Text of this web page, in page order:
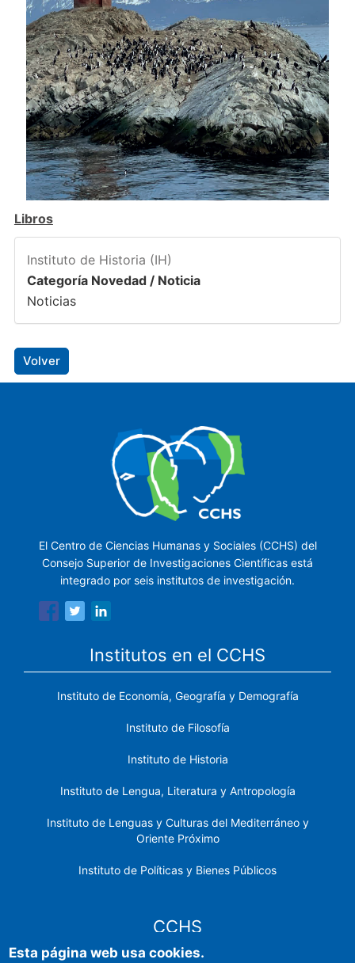
Libros
Instituto de Historia (IH)
Categoría Novedad / Noticia
Noticias
Volver
El Centro de Ciencias Humanas y Sociales (CCHS) del
Consejo Superior de Investigaciones Científicas está
integrado por seis institutos de investigación.
Institutos en el CCHS
Instituto de Economía, Geografía y Demografía
Instituto de Filosofía
Instituto de Historia
Instituto de Lengua, Literatura y Antropología
Instituto de Lenguas y Culturas del Mediterráneo y
Oriente Próximo
Instituto de Políticas y Bienes Públicos
CCHS
Esta página web usa cookies.